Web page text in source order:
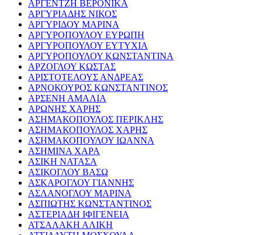
ΑΡΓΕΝΤΖΗ ΒΕΡΟΝΙΚΑ
ΑΡΓΥΡΙΑΔΗΣ ΝΙΚΟΣ
ΑΡΓΥΡΙΔΟΥ ΜΑΡΙΝΑ
ΑΡΓΥΡΟΠΟΥΛΟΥ ΕΥΡΩΠΗ
ΑΡΓΥΡΟΠΟΥΛΟΥ ΕΥΤΥΧΙΑ
ΑΡΓΥΡΟΠΟΥΛΟΥ ΚΩΝΣΤΑΝΤΙΝΑ
ΑΡΖΟΓΛΟΥ ΚΩΣΤΑΣ
ΑΡΙΣΤΟΤΕΛΟΥΣ ΑΝΔΡΕΑΣ
ΑΡΝΟΚΟΥΡΟΣ ΚΩΝΣΤΑΝΤΙΝΟΣ
ΑΡΣΕΝΗ ΑΜΑΛΙΑ
ΑΡΩΝΗΣ ΧΑΡΗΣ
ΑΣΗΜΑΚΟΠΟΥΛΟΣ ΠΕΡΙΚΛΗΣ
ΑΣΗΜΑΚΟΠΟΥΛΟΣ ΧΑΡΗΣ
ΑΣΗΜΑΚΟΠΟΥΛΟΥ ΙΩΑΝΝΑ
ΑΣΗΜΙΝΑ ΧΑΡΑ
ΑΣΙΚΗ ΝΑΤΑΣΑ
ΑΣΙΚΟΓΛΟΥ ΒΑΣΩ
ΑΣΚΑΡΟΓΛΟΥ ΓΙΑΝΝΗΣ
ΑΣΛΑΝΟΓΛΟΥ ΜΑΡΙΝΑ
ΑΣΠΙΩΤΗΣ ΚΩΝΣΤΑΝΤΙΝΟΣ
ΑΣΤΕΡΙΑΔΗ ΙΦΙΓΕΝΕΙΑ
ΑΤΣΑΛΑΚΗ ΑΛΙΚΗ